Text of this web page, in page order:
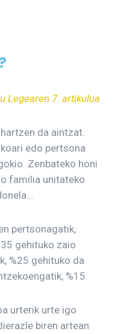
Legearen 7. artikulua
da aintzat.
edo pertsona
Zenbateko honi
familia unitateko
pertsonagatik,
gehituko zaio
%25 gehituko da
%15.
urterik urte igo
biren artean